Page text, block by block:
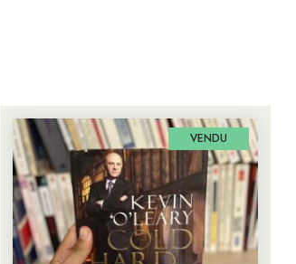
VENDU